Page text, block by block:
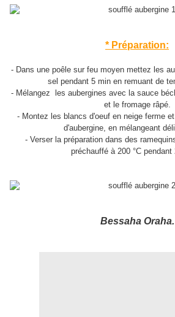
* Préparation:
- Dans une poêle sur feu moyen mettez les
sel pendant 5 min en remuant de
- Mélangez les aubergines avec la sauce
et le fromage râpé.
- Montez les blancs d'oeuf en neige ferme
d'aubergine, en mélangeant
- Verser la préparation dans des
préchauffé à 200 °C pendant
Bessaha Oraha.